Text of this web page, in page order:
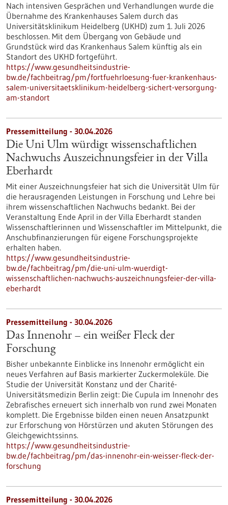
Nach intensiven Gesprächen und Verhandlungen wurde die
Übernahme des Krankenhauses Salem durch das
Universitätsklinikum Heidelberg (UKHD) zum 1. Juli 2026
beschlossen. Mit dem Übergang von Gebäude und
Grundstück wird das Krankenhaus Salem künftig als ein
Standort des UKHD fortgeführt.
https://www.gesundheitsindustrie-
bw.de/fachbeitrag/pm/fortfuehrloesung-fuer-krankenhaus-
salem-universitaetsklinikum-heidelberg-sichert-versorgung-
am-standort
Pressemitteilung - 30.04.2026
Die Uni Ulm würdigt wissenschaftlichen
Nachwuchs Auszeichnungsfeier in der Villa
Eberhardt
Mit einer Auszeichnungsfeier hat sich die Universität Ulm für
die herausragenden Leistungen in Forschung und Lehre bei
ihrem wissenschaftlichen Nachwuchs bedankt. Bei der
Veranstaltung Ende April in der Villa Eberhardt standen
Wissenschaftlerinnen und Wissenschaftler im Mittelpunkt, die
Anschubfinanzierungen für eigene Forschungsprojekte
erhalten haben.
https://www.gesundheitsindustrie-
bw.de/fachbeitrag/pm/die-uni-ulm-wuerdigt-
wissenschaftlichen-nachwuchs-auszeichnungsfeier-der-villa-
eberhardt
Pressemitteilung - 30.04.2026
Das Innenohr – ein weißer Fleck der
Forschung
Bisher unbekannte Einblicke ins Innenohr ermöglicht ein
neues Verfahren auf Basis markierter Zuckermoleküle. Die
Studie der Universität Konstanz und der Charité-
Universitätsmedizin Berlin zeigt: Die Cupula im Innenohr des
Zebrafisches erneuert sich innerhalb von rund zwei Monaten
komplett. Die Ergebnisse bilden einen neuen Ansatzpunkt
zur Erforschung von Hörstürzen und akuten Störungen des
Gleichgewichtssinns.
https://www.gesundheitsindustrie-
bw.de/fachbeitrag/pm/das-innenohr-ein-weisser-fleck-der-
forschung
Pressemitteilung - 30.04.2026